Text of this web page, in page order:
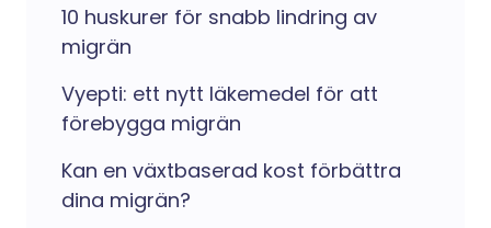
10 huskurer för snabb lindring av
migrän
Vyepti: ett nytt läkemedel för att
förebygga migrän
Kan en växtbaserad kost förbättra
dina migrän?